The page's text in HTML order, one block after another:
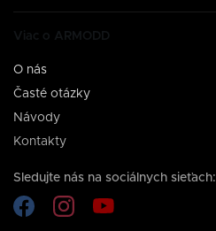
Viac o ARMODD
O nás
Časté otázky
Návody
Kontakty
Sledujte nás na sociálnych sieťach: